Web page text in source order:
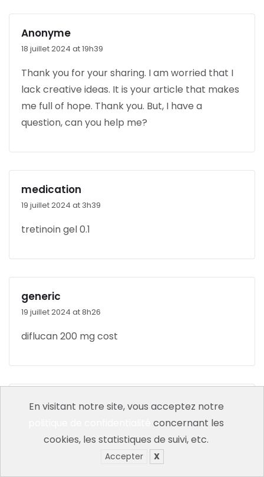
Anonyme
18 juillet 2024 at 19h39
Thank you for your sharing. I am worried that I
lack creative ideas. It is your article that makes
me full of hope. Thank you. But, I have a
question, can you help me?
medication
19 juillet 2024 at 3h39
tretinoin gel 0.1
generic
19 juillet 2024 at 8h26
diflucan 200 mg cost
drugs
where can i buy retin a gel
En visitant notre site, vous acceptez notre
concernant les
cookies, les statistiques de suivi, etc.
Accepter X